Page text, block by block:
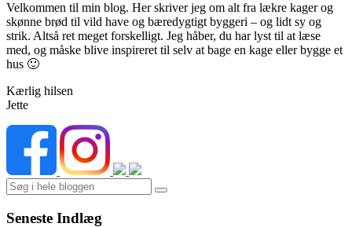
Velkommen til min blog. Her skriver jeg om alt fra lækre kager og
skønne brød til vild have og bæredygtigt byggeri – og lidt sy og
strik. Altså ret meget forskelligt. Jeg håber, du har lyst til at læse
med, og måske blive inspireret til selv at bage en kage eller bygge et
hus 🙂
Kærlig hilsen
Jette
Search
Seneste Indlæg